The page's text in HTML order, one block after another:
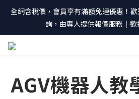
全網含稅價，會員享有滿額免運優惠！
詢，由專人提供報價服務｜
AGV機器人教